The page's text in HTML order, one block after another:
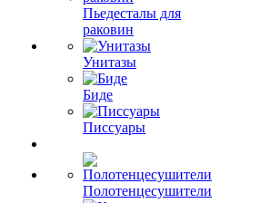
Пьедесталы для
раковин
Унитазы
Биде
Писсуары
Полотенцесушители